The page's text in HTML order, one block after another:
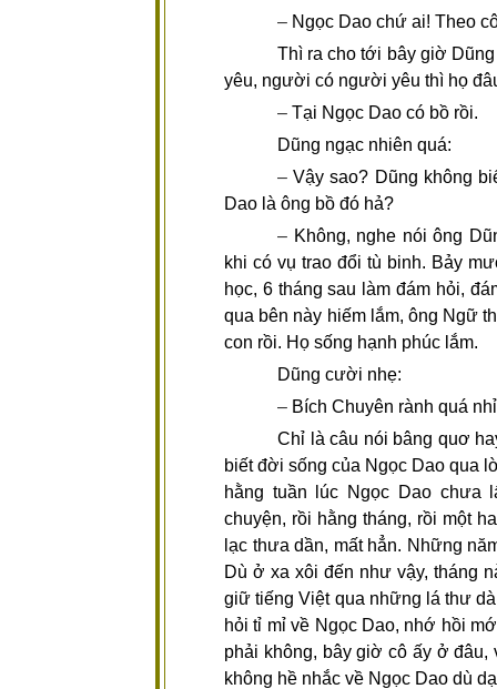
– Ngọc Dao chứ ai! Theo
Thì ra cho tới bây giờ
yêu, người có người yêu thì họ
– Tại Ngọc Dao có bồ rồi.
Dũng ngạc nhiên quá:
–Vậy sao? Dũng không
Dao là ông bồ đó hả?
– Không, nghe nói ông
khi có vụ trao đổi tù binh. Bảy
học, 6 tháng sau làm đám hỏi,
qua bên này hiếm lắm, ông Ngữ
con rồi. Họ sống hạnh phúc lắm.
Dũng cười nhẹ:
– Bích Chuyên rành quá
Chỉ là câu nói bâng quơ
biết đời sống của Ngọc Dao qua
hằng tuần lúc Ngọc Dao chưa
chuyện, rồi hằng tháng, rồi một
lạc thưa dần, mất hẳn. Những
Dù ở xa xôi đến như vậy, tháng
giữ tiếng Việt qua những lá thư
hỏi tỉ mỉ về Ngọc Dao, nhớ hồi
phải không, bây giờ cô ấy ở đâu,
không hề nhắc về Ngọc Dao dù